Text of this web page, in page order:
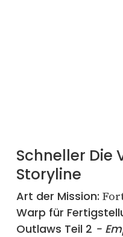
Schneller Die
Storyline
Art der Mission:
Warp für
Outlaws Teil 2 -